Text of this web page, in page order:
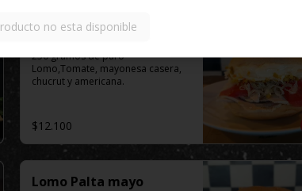
Lomo Completo
250 gramos de puro
Lomo,Tomate, mayonesa casera,
chucrut y americana.
$12.100
Lomo Palta mayo
no esta disponible